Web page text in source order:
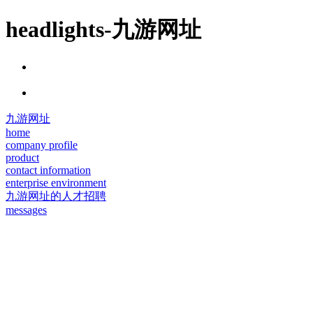
headlights-九游网址
九游网址
home
company profile
product
contact information
enterprise environment
九游网址的人才招聘
messages